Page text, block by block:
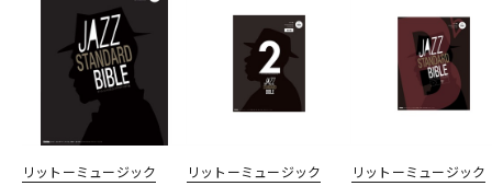
リットーミュージック リットーミュージック リットーミュージック